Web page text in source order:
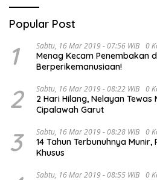
Popular Post
1 Sabtu, 16 Mar 2019 - 07:56 WIB 0
Menag Kecam Penembakan
Berperikemanusiaan!
2 Sabtu, 16 Mar 2019 - 08:22 WIB 0
2 Hari Hilang, Nelayan
Cipalawah Garut
3 Sabtu, 16 Mar 2019 - 08:28 WIB 0
14 Tahun Terbunuhnya
Khusus
Sabtu, 16 Mar 2019 - 08:55 WIB 0